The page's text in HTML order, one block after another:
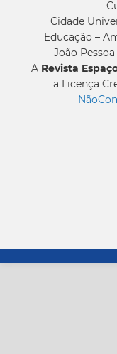
Cidade
Educação –
João
A Revista
a Licença